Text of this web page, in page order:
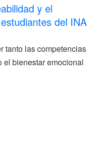
y el
del INA
tanto las competencias
el bienestar emocional